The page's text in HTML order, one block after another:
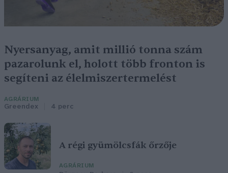
Nyersanyag, amit millió tonna szám
pazarolunk el, holott több fronton is
segíteni az élelmiszertermelést
AGRÁRIUM
Greendex 4 perc
A régi gyümölcsfák őrzője
AGRÁRIUM